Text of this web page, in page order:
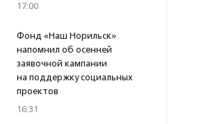
17:00
Фонд «Наш Норильск»
напомнил об осенней
заявочной кампании
на поддержку социальных
проектов
16:31